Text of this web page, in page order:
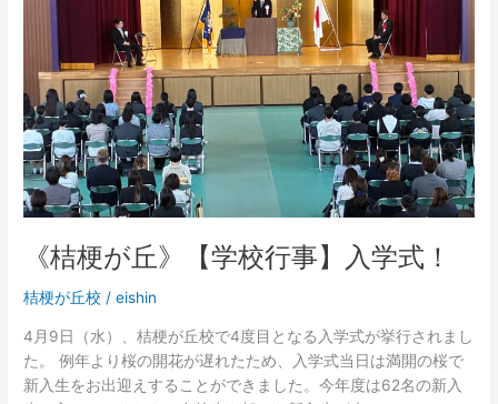
《桔梗が丘》【学校行事】入学式！
桔梗が丘校 /eishin
4月9日（水）、桔梗が丘校で4度目となる入学式が挙行されまし
た。 例年より桜の開花が遅れたため、入学式当日は満開の桜で
新入生をお出迎えすることができました。今年度は62名の新入
学
式！